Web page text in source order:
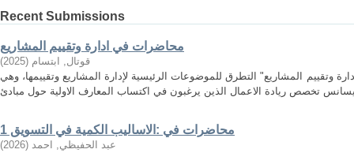
Recent Submissions
محاضرات في ادارة وتقييم المشاريع
قوتال, ابتسام (
2025
)
وتقييم المشاريع" التطرق للموضوعات الرئيسية لإدارة المشاريع وتقييمها، وهي
محاضرات في :الاساليب الكمية في التسويق 1
عبد الحفيظي, احمد (
2026
)